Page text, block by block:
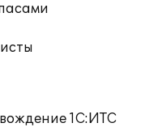
1С:ИТС